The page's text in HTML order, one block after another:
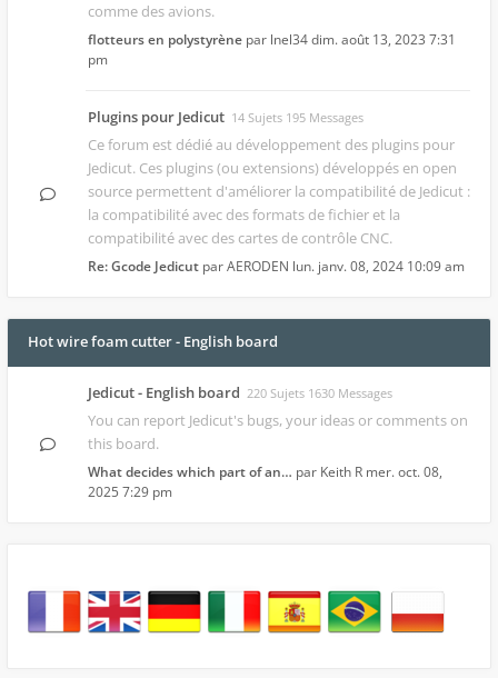
comme des avions.
flotteurs en polystyrène par lnel34dim. août 13, 2023 7:31
pm
Plugins pour Jedicut 14 Sujets 195 Messages
Ce forum est dédié au développement des plugins pour
Jedicut. Ces plugins (ou extensions) développés en open
source permettent d'améliorer la compatibilité de Jedicut :
la compatibilité avec des formats de fichier et la
compatibilité avec des cartes de contrôle CNC.
Re: Gcode Jedicut parAERODEN lun. janv. 08, 2024 10:09 am
Hot wire foam cutter - English board
Jedicut - English board 220 Sujets 1630 Messages
You can report Jedicut's bugs, your ideas or comments on
this board.
What decides which part of an… par Keith R mer. oct. 08,
2025 7:29 pm